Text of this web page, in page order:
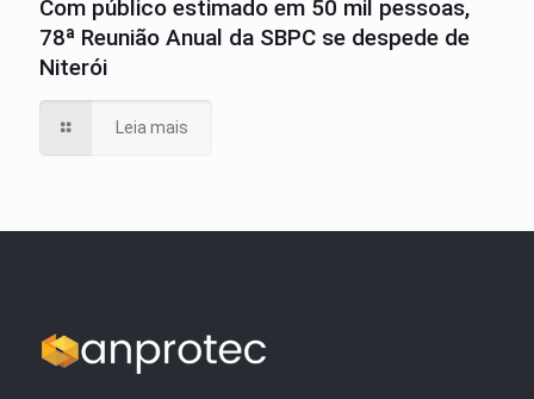
Com público estimado em 50 mil pessoas,
78ª Reunião Anual da SBPC se despede de
Niterói
Leia mais